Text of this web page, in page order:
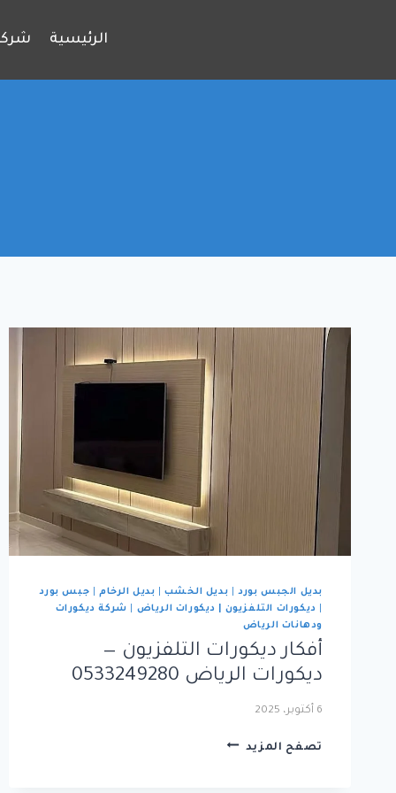
الرئيسية
بديل الجبس بورد| بديل الخشب| بديل الرخام
جبس بورد
ديكورات التلفزيون | ديكورات الرياض
شركة ديكورات
ودهانات الرياض
أفكار ديكورات التلفزيون —
ديكورات الرياض 0533249280
6 أكتوبر، 2025
تصفح المزيد أفكار